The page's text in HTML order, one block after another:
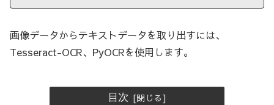
画像データからテキストデータを取り出すには、
Tesseract-OCR、PyOCRを使用します。
目次